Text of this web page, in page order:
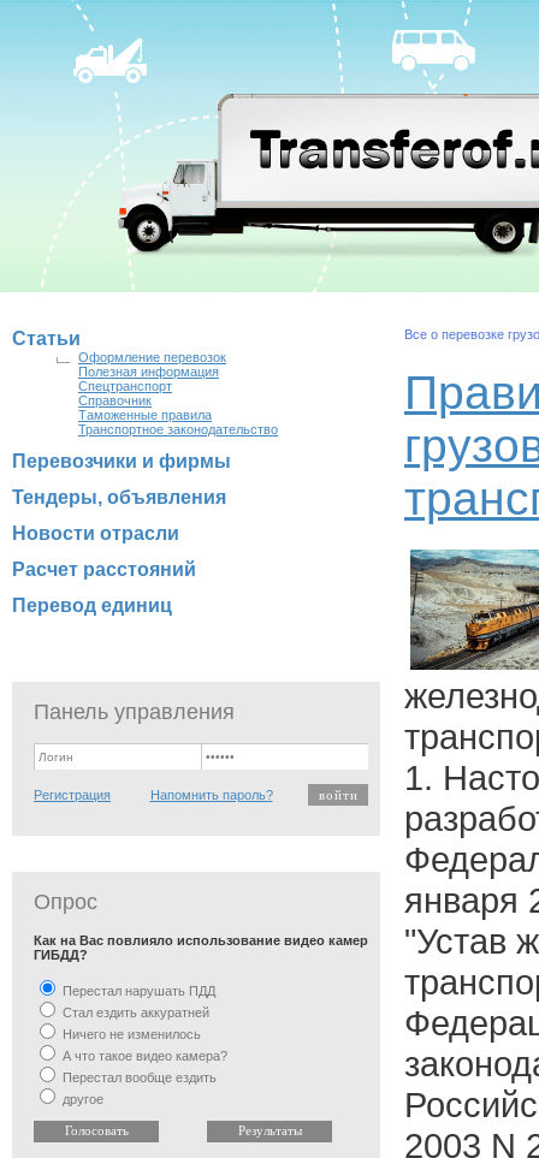
Статьи
Оформление перевозок
Полезная информация
Спецтранспорт
Справочник
Таможенные правила
Транспортное законодательство
Перевозчики и фирмы
Тендеры, объявления
Новости отрасли
Расчет расстояний
Перевод единиц
Панель управления
Регистрация Напомнить пароль?
Опрос
Как на Вас повлияло использование видео камер
ГИБДД?
Перестал нарушать ПДД
Стал ездить аккуратней
Ничего не изменилось
А что такое видео камера?
Перестал вообще ездить
другое
Все о перевозке
1.
января
"Устав
2003 N